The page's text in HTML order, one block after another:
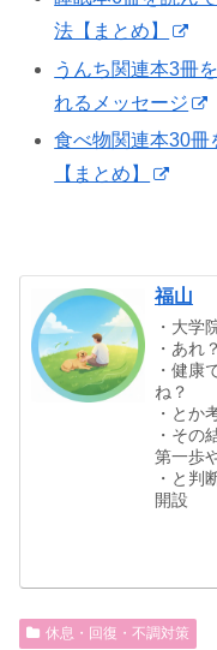
法【まとめ】
うんち関連本3冊
れるメッセージ
食べ物関連本30冊
【まとめ】
福山
・大学
・あれ
・健康
ね？
・とか
・その
第一歩
・と判
開設
休息・回復・不調対策